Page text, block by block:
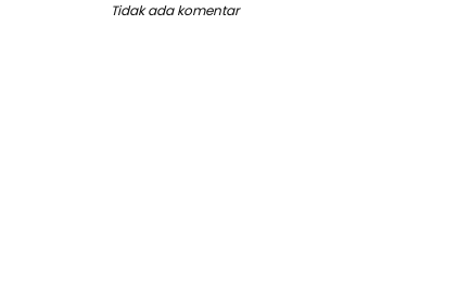
Tidak ada komentar